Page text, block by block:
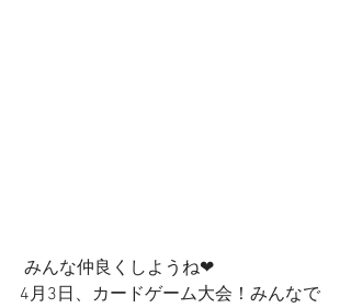
みんな仲良くしようね❤
4月3日、カードゲーム大会！みんなで